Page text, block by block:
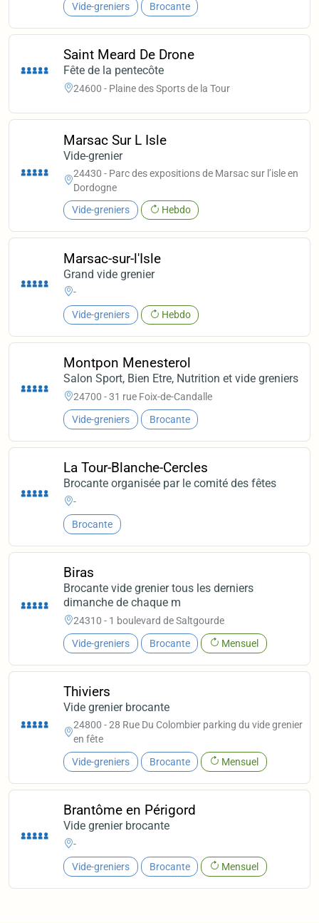
Vide-greniers Brocante
Saint Meard De Drone
Fête de la pentecôte
24600 - Plaine des Sports de la Tour
Marsac Sur L Isle
Vide-grenier
24430 - Parc des expositions de Marsac sur l’isle en
Dordogne
Vide-greniers Hebdo
Marsac-sur-l'Isle
Grand vide grenier
-
Vide-greniers Hebdo
Montpon Menesterol
Salon Sport, Bien Etre, Nutrition et vide greniers
24700 - 31 rue Foix-de-Candalle
Vide-greniers Brocante
La Tour-Blanche-Cercles
Brocante organisée par le comité des fêtes
-
Brocante
Biras
Brocante vide grenier tous les derniers
dimanche de chaque m
24310 - 1 boulevard de Saltgourde
Vide-greniers Brocante Mensuel
Thiviers
Vide grenier brocante
24800 - 28 Rue Du Colombier parking du vide grenier
en fête
Vide-greniers Brocante Mensuel
Brantôme en Périgord
Vide grenier brocante
-
Vide-greniers Brocante Mensuel